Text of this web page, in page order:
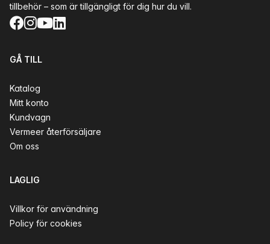
tillbehör – som är tillgängligt för dig hur du vill.
Facebook
Instagram
YouTube
LinkedIn
GÅ TILL
Katalog
Mitt konto
Kundvagn
Vermeer återförsäljare
Om oss
LAGLIG
Villkor för användning
Policy för cookies